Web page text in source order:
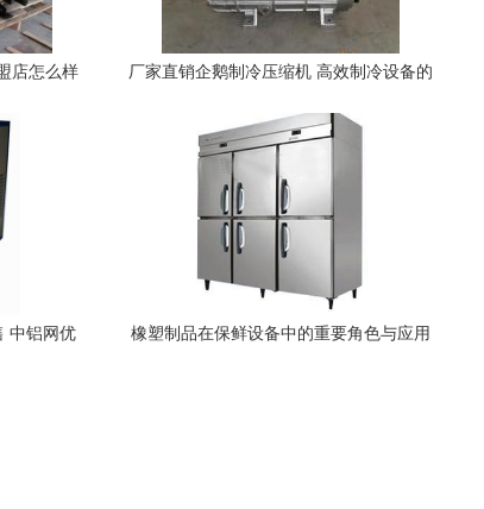
店怎么样
厂家直销企鹅制冷压缩机 高效制冷设备的
中铝网优
橡塑制品在保鲜设备中的重要角色与应用